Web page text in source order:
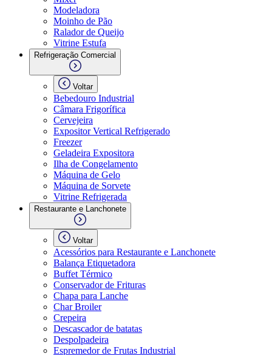
Modeladora
Moinho de Pão
Ralador de Queijo
Vitrine Estufa
Refrigeração Comercial
Voltar
Bebedouro Industrial
Câmara Frigorífica
Cervejeira
Expositor Vertical Refrigerado
Freezer
Geladeira Expositora
Ilha de Congelamento
Máquina de Gelo
Máquina de Sorvete
Vitrine Refrigerada
Restaurante e Lanchonete
Voltar
Acessórios para Restaurante e Lanchonete
Balança Etiquetadora
Buffet Térmico
Conservador de Frituras
Chapa para Lanche
Char Broiler
Crepeira
Descascador de batatas
Despolpadeira
Espremedor de Frutas Industrial